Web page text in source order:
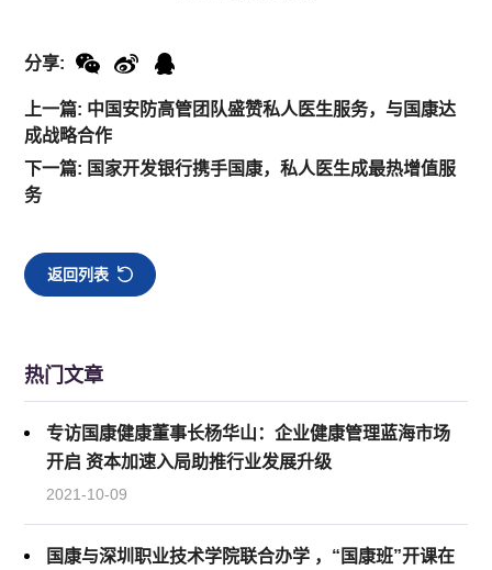
上一篇: 中国安防高管团队盛赞私人医生服务，与国康达
成战略合作
下一篇: 国家开发银行携手国康，私人医生成最热增值服
务
分享:
返回列表
热门文章
专访国康健康董事长杨华山：企业健康管理蓝海市场
开启 资本加速入局助推行业发展升级
2021-10-09
国康与深圳职业技术学院联合办学 ，“国康班”开课在